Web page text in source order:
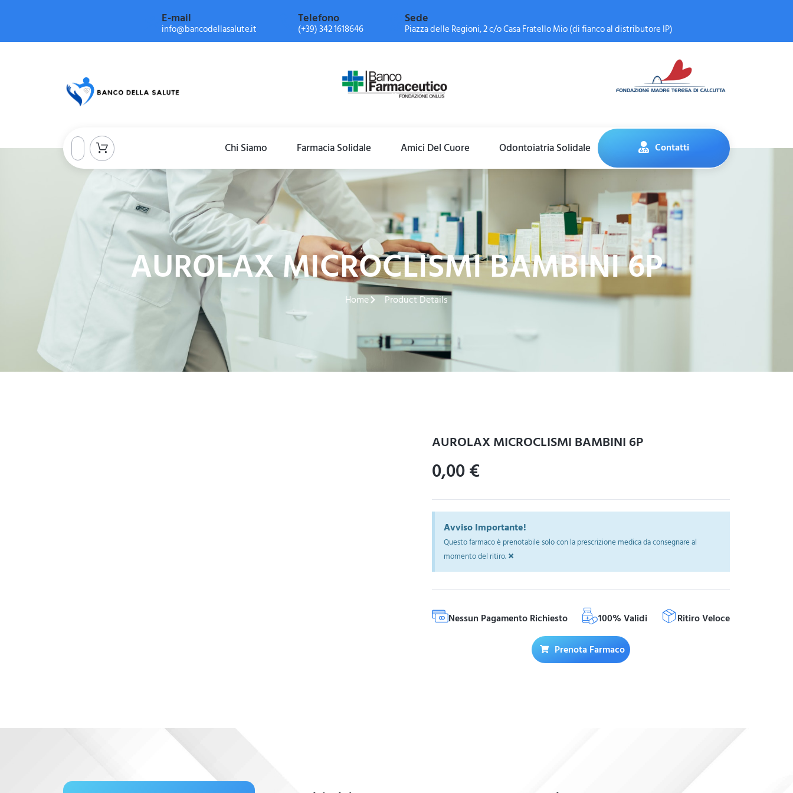
E-mail
info@bancodellasalute.it
Telefono
(+39) 342 1618646
Sede
Piazza delle Regioni, 2 c/o Casa Fratello Mio (di fianco al distributore IP)
Chi Siamo Farmacia Solidale Amici Del Cuore Odontoiatria Solidale Contatti
AUROLAX MICROCLISMI BAMBINI 6P
Home Product Details
AUROLAX MICROCLISMI BAMBINI 6P
0,00€
Avviso Importante!
Questo farmaco è prenotabile solo con la prescrizione medica da consegnare al
momento del ritiro.×
Nessun Pagamento Richiesto 100% Validi Ritiro Veloce
Prenota Farmaco